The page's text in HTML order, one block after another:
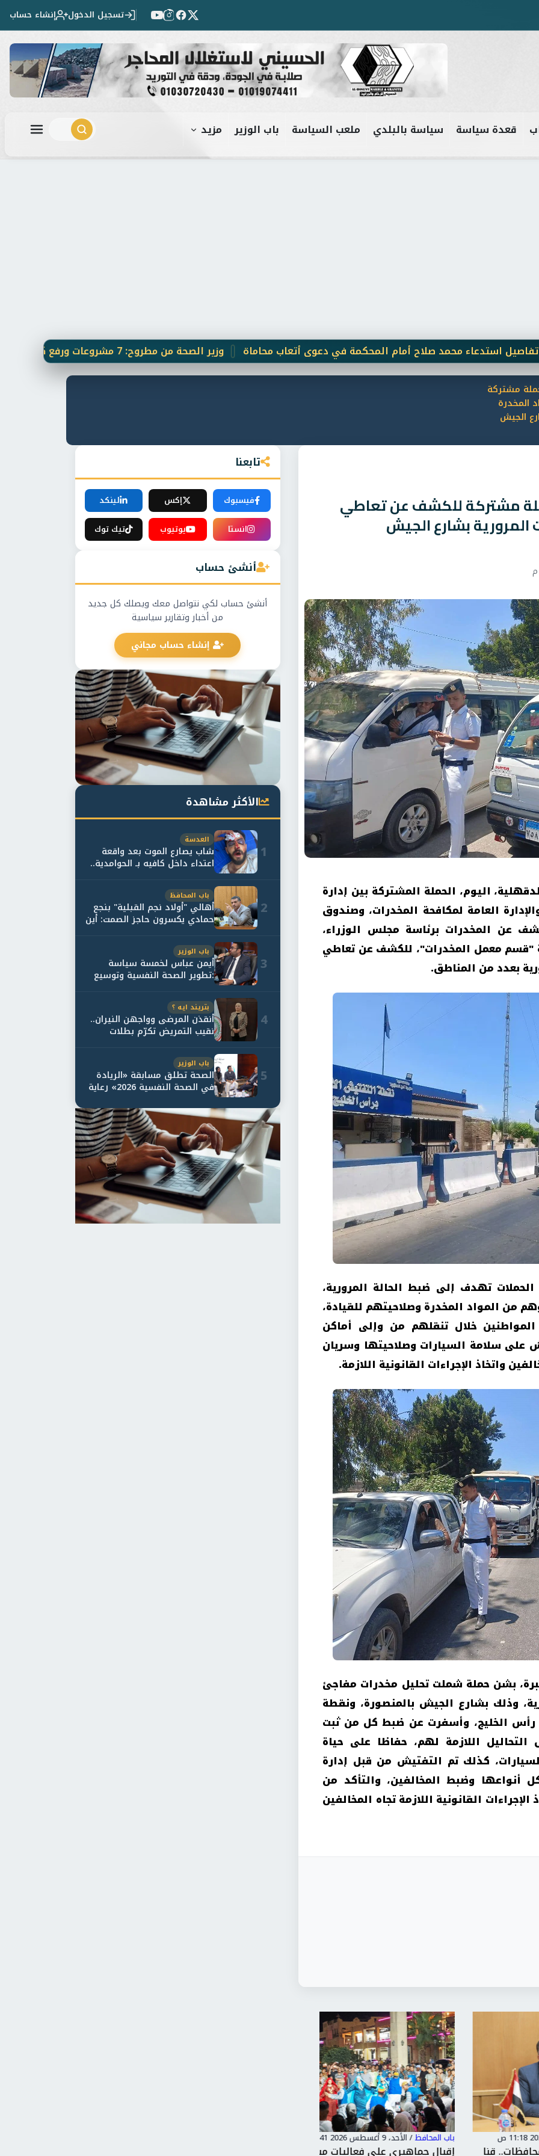
تسجيل الدخول إنشاء حساب
قعدة سياسة سياسة بالبلدي ملعب السياسة باب الوزير مزيد
وزير الصحة من مطروح: 7 مشروعات ورفع كفاءة المستشفيات و الخدمات الطبية محمد صلاح أمام المحكمة في دعوى أتعاب محاماة
مشتركة
المخدرة
الجيش
مشتركة للكشف عن تعاطي
المرورية بشارع الجيش
اليوم، الحملة المشتركة بين إدارة
العامة لمكافحة المخدرات، وصندوق
عن المخدرات برئاسة مجلس الوزراء،
"قسم معمل المخدرات"، للكشف عن تعاطي
بعدد من المناطق.
تهدف إلى ضبط الحالة المرورية،
من المواد المخدرة وصلاحيتهم للقيادة،
خلال تنقلهم من وإلى أماكن
على سلامة السيارات وصلاحيتها وسريان
واتخاذ الإجراءات القانونية اللازمة.
بشن حملة شملت تحليل مخدرات مفاجئ
وذلك بشارع الجيش بالمنصورة، ونقطة
رأس الخليج، وأسفرت عن ضبط كل من ثبت
اللازمة لهم، حفاظا على حياة
كذلك تم التفتيش من قبل إدارة
أنواعها وضبط المخالفين، والتأكد من
القانونية اللازمة تجاه المخالفين
قنا
باب المحافظ الأحد، 9 أغسطس 2026 10:41 ص
إقبال جماهيرى على فعاليات مبادرة
تابعنا
فيسبوك إكس
لينكد
انستا
يوتيوب تيك توك
أنشئ حساب
أنشئ حساب لكي نتواصل معك ويصلك كل جديد
من أخبار وتقارير سياسية
إنشاء حساب مجاني
الأكثر مشاهدة
1
العدسة
شاب يصارع الموت بعد واقعة
اعتداء داخل كافيه بـ الحوامدية..
وأسرته...
2
باب المحافظ
أهالي "أولاد نجم القبلية" بنجع
حمادي يكسرون حاجز الصمت: أين
حقيقة...
3
باب الوزير
أيمن عباس لخمسة سياسة
:تطوير الصحة النفسية وتوسيع
خدمات العلاج و...
4
بتريند ايه ؟
أنقذن المرضى وواجهن النيران..
نقيب التمريض تكرّم بطلات
مستشفى أور...
5
باب الوزير
الصحة تطلق مسابقة «الريادة
في الصحة النفسية 2026» رعاية
نفسية اف...